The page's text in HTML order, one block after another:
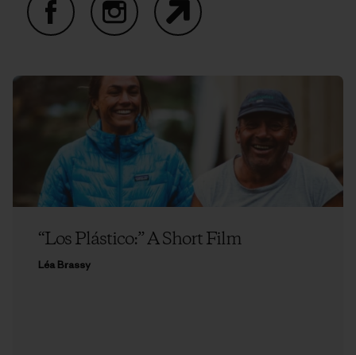
“Los Plástico:” A Short Film
Léa Brassy